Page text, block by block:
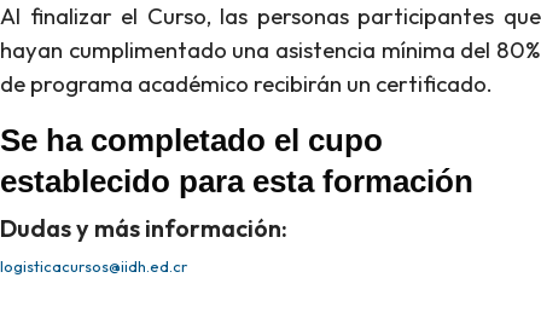
Al finalizar el Curso, las personas participantes que
hayan cumplimentado una asistencia mínima del 80%
de programa académico recibirán un certificado.
Se ha completado el cupo
establecido para esta formación
Dudas y más información:
logisticacursos@iidh.ed.cr